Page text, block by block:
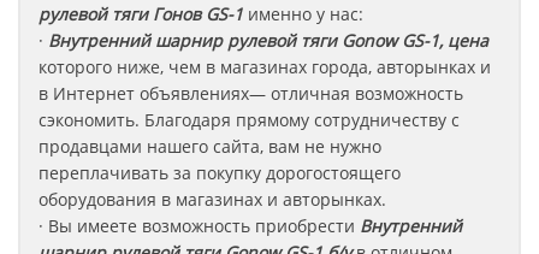
рулевой тягиГоновGS-1 именно у нас:
· Внутренний шарнир рулевой тяги Gonow GS-1, цена
которого ниже, чем в магазинах города, авторынках и
в Интернет объявлениях— отличная возможность
сэкономить. Благодаря прямому сотрудничеству с
продавцами нашего сайта, вам не нужно
переплачивать за покупку дорогостоящего
оборудования в магазинах и авторынках.
· Вы имеете возможность приобрести Внутренний